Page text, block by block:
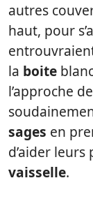
autres
haut, pour
la boite
l’approche
sages en
d’aider
vaisselle.